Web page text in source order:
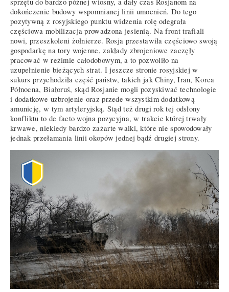
dokończenie budowy wspomnianej linii umocnień. Do tego
pozytywną z rosyjskiego punktu widzenia rolę odegrała
częściowa mobilizacja prowadzona jesienią. Na front trafiali
nowi, przeszkoleni żołnierze. Rosja przestawiła częściowo swoją
gospodarkę na tory wojenne, zakłady zbrojeniowe zaczęły
pracować w reżimie całodobowym, a to pozwoliło na
uzupełnienie bieżących strat. I jeszcze stronie rosyjskiej w
sukurs przychodziła część państw, takich jak Chiny, Iran, Korea
Północna, Białoruś, skąd Rosjanie mogli pozyskiwać technologie
i dodatkowe uzbrojenie oraz przede wszystkim dodatkową
amunicję, w tym artyleryjską. Stąd też drugi rok tej odsłony
konfliktu to de facto wojna pozycyjna, w trakcie której trwały
krwawe, niekiedy bardzo zażarte walki, które nie spowodowały
jednak przełamania linii okopów jednej bądź drugiej strony.